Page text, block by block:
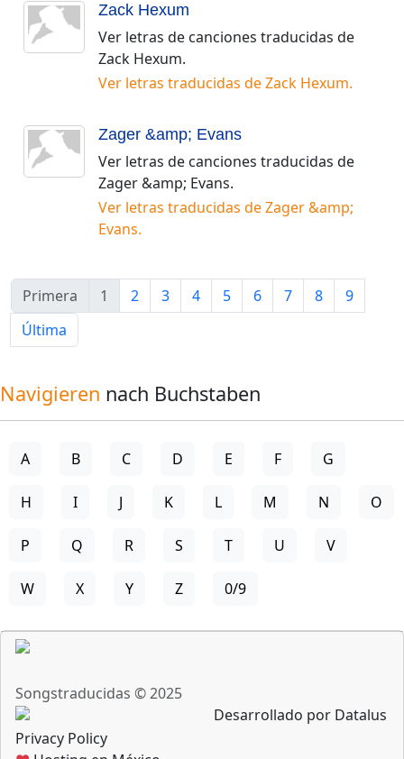
Zack Hexum
Ver letras de canciones traducidas de
Zack Hexum.
Ver letras traducidas deZack Hexum.
Zager &amp; Evans
Ver letras de canciones traducidas de
Zager &amp; Evans.
Ver letras traducidas deZager &amp;
Evans.
Primera 1 2 3 4 5 6 7 8
9
Última
Navigieren nach Buchstaben
A B C D E F G
H I J K L M N O
P Q R S T U V
W X Y Z 0/9
Songstraducidas © 2025
Desarrollado por Datalus
Privacy Policy